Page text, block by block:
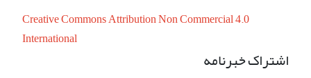
Creative Commons Attribution Non Commercial 4.0
International
اشتراک خبرنامه